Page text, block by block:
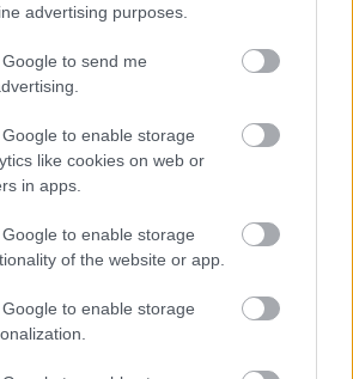
advertising purposes.
to send me
to enable storage
like cookies on web or
in apps.
to enable storage
of the website or app.
to enable storage
BRXPLPLNVL
T.CO/6KXGJWDKJ2
SGGOVLITVG#FANATE
IC47PDUKWT
WORLD CHALLENGE
JULY 3,